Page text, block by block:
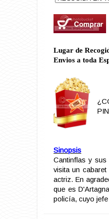
Lugar de
Envios a toda
Sinopsis
Cantinflas y
visita un
actriz. En
que es
policía, cuyo